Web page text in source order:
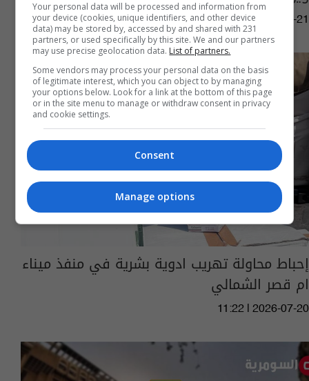
11:21 | 2026-07-21
إحباط محاولة تهريب ادوية بشرية في منفذ ميناء
ام قصر الشمالي
11:22 | 2026-07-20
Your personal data will be processed and information from
your device (cookies, unique identifiers, and other device
data) may be stored by, accessed by and shared with 231
partners, or used specifically by this site. We and our partners
may use precise geolocation data. List of partners.
Some vendors may process your personal data on the basis
of legitimate interest, which you can object to by managing
your options below. Look for a link at the bottom of this page
or in the site menu to manage or withdraw consent in privacy
and cookie settings.
Consent
Manage options